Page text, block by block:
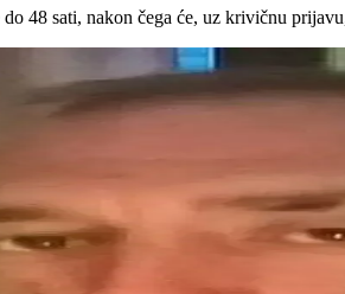
48 sati, nakon čega će, uz krivičnu